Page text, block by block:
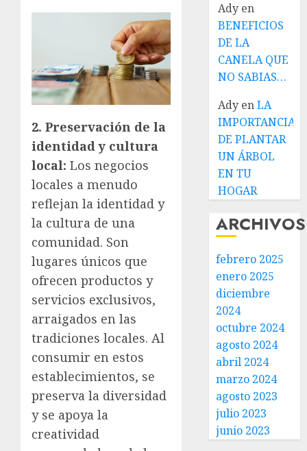
2. Preservación de la
identidad y cultura
local: Los negocios
locales a menudo
reflejan la identidad y
la cultura de una
comunidad. Son
lugares únicos que
ofrecen productos y
servicios exclusivos,
arraigados en las
tradiciones locales. Al
consumir en estos
establecimientos, se
preserva la diversidad
y se apoya la
creatividad
Ady en
BENEFICIOS
DE LA
CANELA QUE
NO SABIAS…
Ady enLA
IMPORTANCIA
DE PLANTAR
UN ÁRBOL
EN TU
HOGAR
ARCHIVOS
febrero 2025
enero 2025
diciembre
2024
octubre 2024
agosto 2024
abril 2024
marzo 2024
agosto 2023
julio 2023
junio 2023